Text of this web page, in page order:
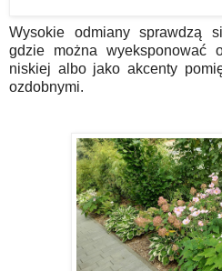
Wysokie odmiany sprawdzą
gdzie można
niskiej albo jako akcenty
ozdobnymi.